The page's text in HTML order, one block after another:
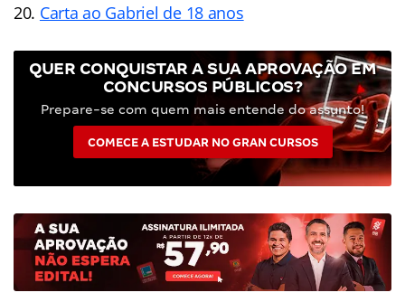
Carta ao Gabriel de 18 anos
QUER CONQUISTAR A SUA APROVAÇÃO EM
CONCURSOS PÚBLICOS?
Prepare-se com quem mais entende do assunto!
COMECE A ESTUDAR NO GRAN CURSOS